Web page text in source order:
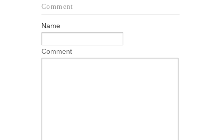
Comment
Name
Comment